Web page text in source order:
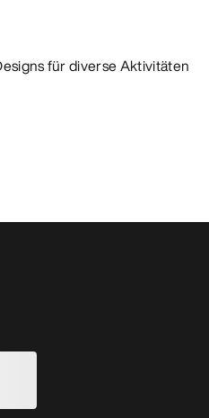
für diverse Aktivitäten